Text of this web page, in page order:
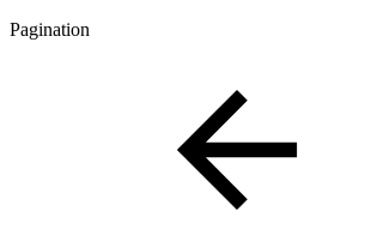
Pagination